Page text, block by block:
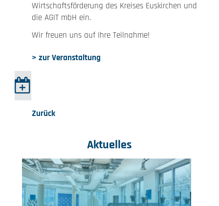
Wirtschaftsförderung des Kreises Euskirchen und
die AGIT mbH ein.
Wir freuen uns auf Ihre Teilnahme!
> zur Veranstaltung
Zurück
Aktuelles